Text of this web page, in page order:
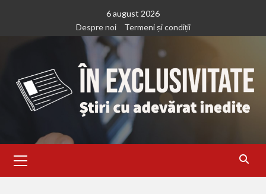
6 august 2026
Despre noi
Termeni și condiții
Menu